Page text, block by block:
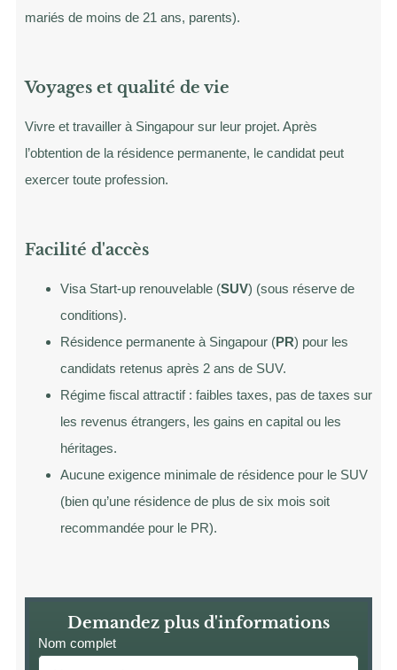
mariés de moins de 21 ans, parents).
Voyages et qualité de vie
Vivre et travailler à Singapour sur leur projet. Après
l’obtention de la résidence permanente, le candidat peut
exercer toute profession.
Facilité d'accès
Visa Start-up renouvelable (SUV) (sous réserve de
conditions).
Résidence permanente à Singapour (PR) pour les
candidats retenus après 2 ans de SUV.
Régime fiscal attractif : faibles taxes, pas de taxes sur
les revenus étrangers, les gains en capital ou les
héritages.
Aucune exigence minimale de résidence pour le SUV
(bien qu’une résidence de plus de six mois soit
recommandée pour le PR).
Demandez plus d'informations
Nom complet